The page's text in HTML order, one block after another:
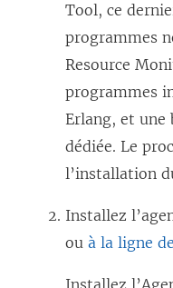
Tool, ce
programmes
Resource
programmes
Erlang, et une
dédiée. Le
l’installation
Installez
ou à la ligne
Installez